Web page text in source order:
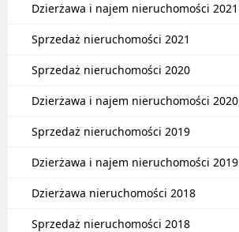
Dzierżawa i najem nieruchomości 2021
Sprzedaż nieruchomości 2021
Sprzedaż nieruchomości 2020
Dzierżawa i najem nieruchomości 2020
Sprzedaż nieruchomości 2019
Dzierżawa i najem nieruchomości 2019
Dzierżawa nieruchomości 2018
Sprzedaż nieruchomości 2018